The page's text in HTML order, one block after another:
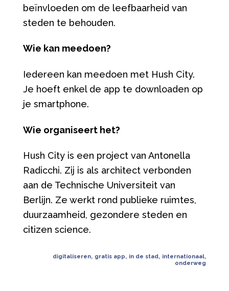
beïnvloeden om de leefbaarheid van
steden te behouden.
Wie kan meedoen?
Iedereen kan meedoen met Hush City.
Je hoeft enkel de app te downloaden op
je smartphone.
Wie organiseert het?
Hush City is een project van Antonella
Radicchi. Zij is als architect verbonden
aan de Technische Universiteit van
Berlijn. Ze werkt rond publieke ruimtes,
duurzaamheid, gezondere steden en
citizen science.
digitaliseren, gratis app, in de stad, internationaal,
onderweg